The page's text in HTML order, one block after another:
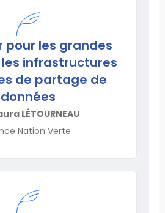
pour les grandes
les infrastructures
de partage de
données
LÉTOURNEAU
Nation Verte